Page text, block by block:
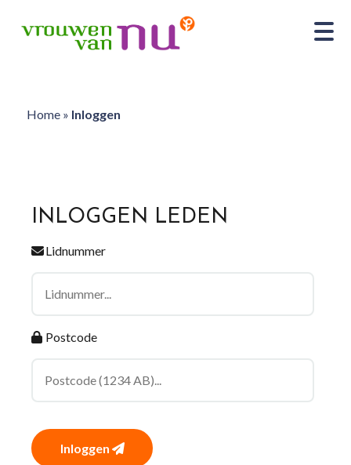
Home» Inloggen
INLOGGEN LEDEN
Lidnummer
Postcode
Inloggen